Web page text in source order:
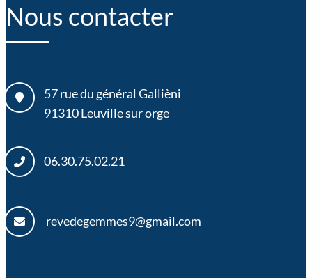
Nous contacter
57 rue du général Gallièni
91310Leuville sur orge
06.30.75.02.21
revedegemmes9@gmail.com